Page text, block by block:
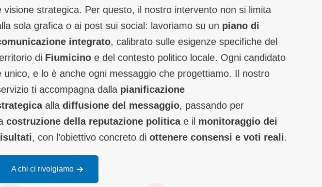
visione strategica. Per questo, il nostro intervento non si limita
sola grafica o ai post sui social: lavoriamo su un piano di
integrato, calibrato sulle esigenze specifiche del
di Fiumicino e del contesto politico locale. Ogni candidato
unico, e lo è anche ogni messaggio che progettiamo. Il nostro
ti accompagna dalla pianificazione
alla diffusione del messaggio, passando per
costruzione della reputazione politicae il monitoraggio dei
, con l’obiettivo concreto di ottenere consensi e voti reali.
A chi ci rivolgiamo